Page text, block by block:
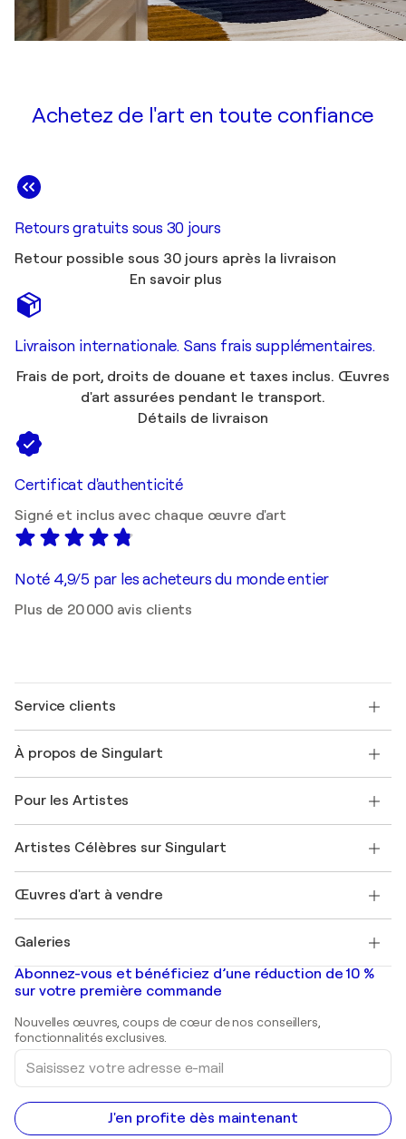
Achetez de l'art en toute confiance
Retours gratuits sous 30 jours
Retour possible sous 30 jours après la livraison
En savoir plus
Livraison internationale. Sans frais supplémentaires.
Frais de port, droits de douane et taxes inclus. Œuvres
d'art assurées pendant le transport.
Détails de livraison
Certificat d'authenticité
Signé et inclus avec chaque œuvre d'art
Noté 4,9/5 par les acheteurs du monde entier
Plus de 20 000 avis clients
Service clients
Expédition
Offrir une carte cadeau
Rejoignez notre programme commercial
Mon compte
+33 1 76 44 06 42
À propos de Singulart
FAQ
Magazine Singulart
Emplois
Découvrez une sélection d'art original
Pour les Artistes
Se connecter en tant qu'Artiste
Artistes Célèbres sur Singulart
Marc Chagall
Banksy
Mr. Brainwash
Shepard Fairey
Œuvres d'art à vendre
Tableaux abstraits à vendre
Peintures de paysage
Estampes
Peintures acryliques
Galeries
Galeries d'art en France
Galeries d'art en Belgique
Abonnez-vous et bénéficiez d’une réduction de 10 %
sur votre première commande
Nouvelles œuvres, coups de cœur de nos conseillers,
fonctionnalités exclusives.
Saisissez
votre
adresse
e-
mail
J'en profite dès maintenant